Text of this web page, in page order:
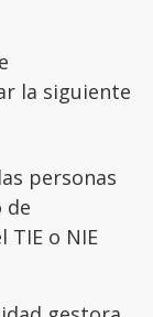
la siguiente
personas
de
o NIE